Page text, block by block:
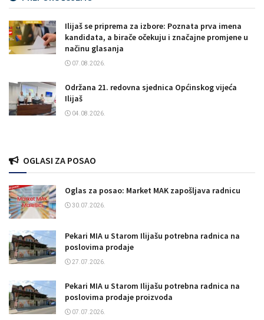
Ilijaš se priprema za izbore: Poznata prva imena
kandidata, a birače očekuju i značajne promjene u
načinu glasanja
07.08.2026.
Održana 21. redovna sjednica Općinskog vijeća
Ilijaš
04.08.2026.
OGLASI ZA POSAO
Oglas za posao: Market MAK zapošljava radnicu
30.07.2026.
Pekari MIA u Starom Ilijašu potrebna radnica na
poslovima prodaje
27.07.2026.
Pekari MIA u Starom Ilijašu potrebna radnica na
poslovima prodaje proizvoda
07.07.2026.